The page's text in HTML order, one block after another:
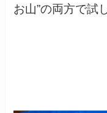
お山”の両方で試